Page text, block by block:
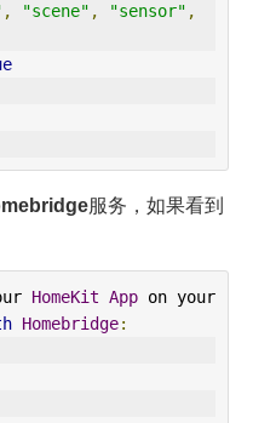
, "scene" , "sensor" ,
服务，如果看到
HomeKit App on your
Homebridge: